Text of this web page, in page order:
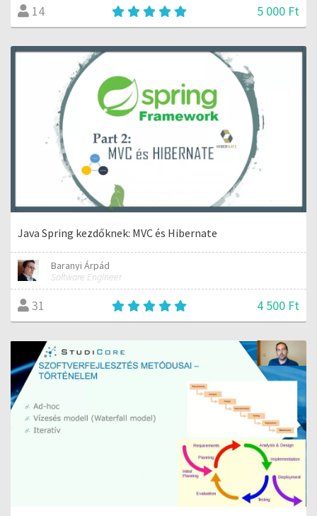
14 5 000 Ft
Java Spring kezdőknek: MVC és Hibernate
Baranyi Árpád
Software Engineer
31 4 500 Ft